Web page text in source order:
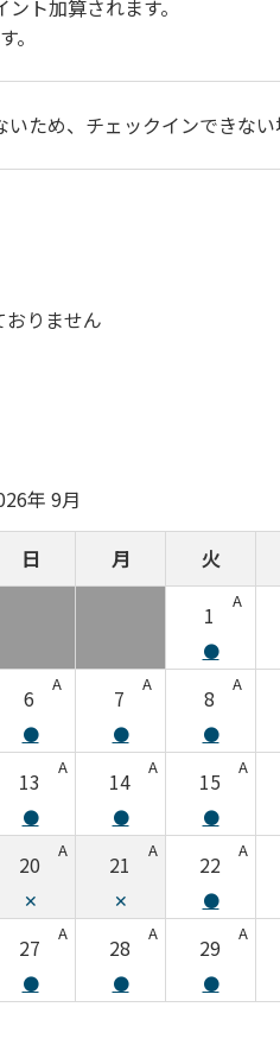
ト加算されます。
。
ため、チェックインできない
りません
年 9月
日 月 火
1
A
●
6
A
●
7
A
●
8
A
●
13
A
●
14
A
●
15
A
●
20
A
✕
21
A
✕
22
A
●
27
A
●
28
A
●
29
A
●